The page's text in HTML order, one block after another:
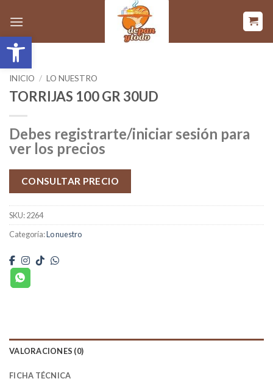
Abrir barra de herramientas
contenido
INICIO / LO NUESTRO
TORRIJAS 100 GR 30UD
Debes registrarte/iniciar sesión para
ver los precios
CONSULTAR PRECIO
SKU:2264
Categoría:Lo nuestro
VALORACIONES (0)
FICHA TÉCNICA